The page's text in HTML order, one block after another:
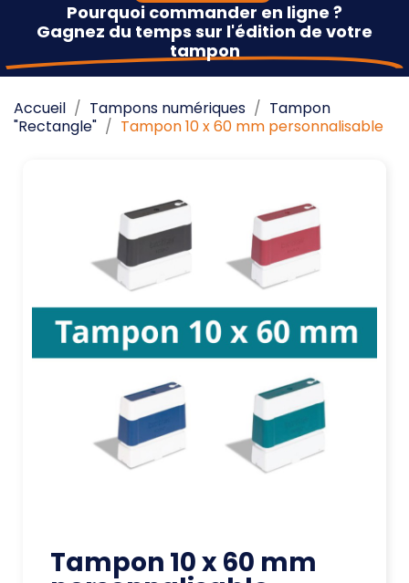
Pourquoi commander en ligne ?
Gagnez du temps sur l'édition de votre
tampon
Accueil Tampons numériques
Tampon
"Rectangle"
Tampon 10 x 60 mm personnalisable
Tampon 10 x 60 mm